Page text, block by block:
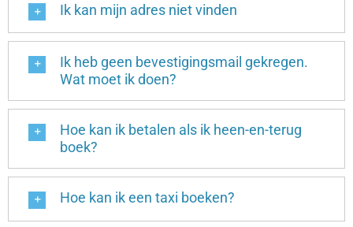
Ik kan mijn adres niet vinden
Ik heb geen bevestigingsmail gekregen.
Wat moet ik doen?
Hoe kan ik betalen als ik heen-en-terug
boek?
Hoe kan ik een taxi boeken?